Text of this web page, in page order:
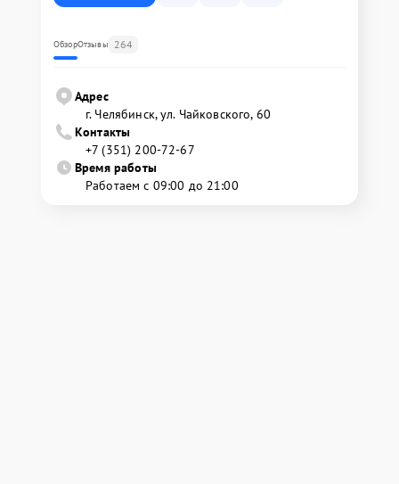
ОбзорОтзывы 264
Адрес
г. Челябинск, ул. Чайковского, 60
Контакты
+7 (351) 200-72-67
Время работы
Работаем с 09:00 до 21:00